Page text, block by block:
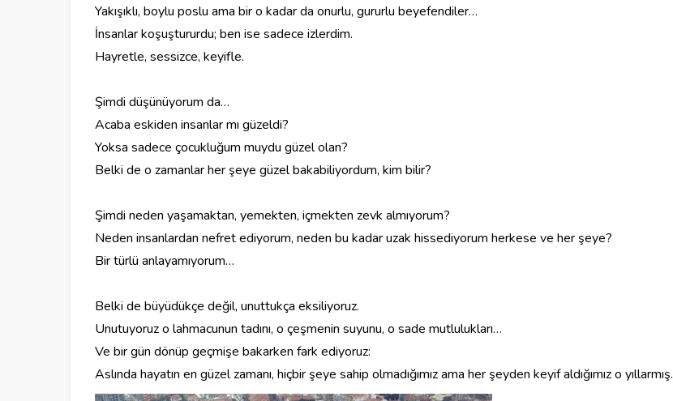
‎Yakışıklı, boylu poslu ama bir o kadar da onurlu, gururlu beyefendiler…
‎İnsanlar koşuştururdu; ben ise sadece izlerdim.
‎Hayretle, sessizce, keyifle.
‎Şimdi düşünüyorum da…
‎Acaba eskiden insanlar mı güzeldi?
‎Yoksa sadece çocukluğum muydu güzel olan?
‎Belki de o zamanlar her şeye güzel bakabiliyordum, kim bilir?
‎Şimdi neden yaşamaktan, yemekten, içmekten zevk almıyorum?
‎Neden insanlardan nefret ediyorum, neden bu kadar uzak hissediyorum herkese ve her şeye?
‎Bir türlü anlayamıyorum…
‎Belki de büyüdükçe değil, unuttukça eksiliyoruz.
‎Unutuyoruz o lahmacunun tadını, o çeşmenin suyunu, o sade mutlulukları…
‎Ve bir gün dönüp geçmişe bakarken fark ediyoruz:
‎Aslında hayatın en güzel zamanı, hiçbir şeye sahip olmadığımız ama her şeyden keyif aldığımız o yıllarmış.